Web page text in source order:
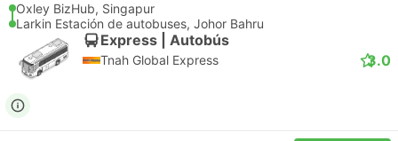
Oxley BizHub, Singapur
Larkin Estación de autobuses, Johor Bahru
Express | Autobús
Tnah Global Express 3.0